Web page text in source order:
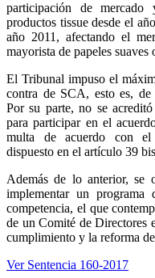
participación de
productos tissue desde el
año 2011, afectando el
mayorista de papeles
El Tribunal impuso el
contra de SCA, esto es, de
Por su parte, no se
para participar en el
multa de acuerdo con el
dispuesto en el artículo 39
Además de lo anterior, se
implementar un
competencia, el que
de un Comité de Directores
cumplimiento y la reforma
Ver Sentencia 160-2017